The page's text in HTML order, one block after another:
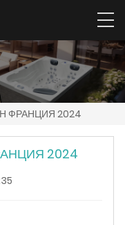
ФРАНЦИЯ 2024
2024